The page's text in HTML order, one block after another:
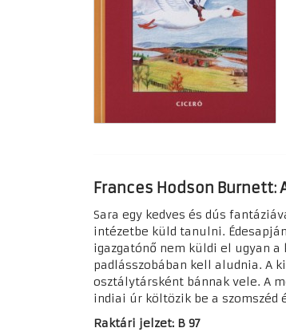
Frances Hodson Burnett:
Sara egy kedves és dús
intézetbe küld tanulni.
igazgatónő nem küldi el ugyan
padlásszobában kell aludnia. A
osztálytársként bánnak vele. A
indiai úr költözik be a szomszéd
Raktári jelzet: B 97